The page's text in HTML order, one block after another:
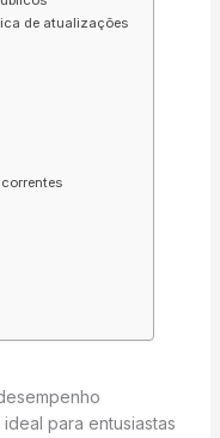
de atualizações
para entusiastas